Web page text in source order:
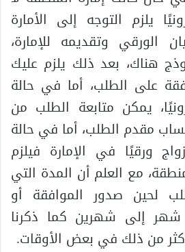
يلزم التوجه إلى الأمارة
الورقي وتقديمه للإمارة،
هناك، بعد ذلك يلزم عليك
على الطلب، أما في حالة
يمكن متابعة الطلب من
مقدم الطلب، أما في حالة
ورقيًا في الإمارة فيلزم
مع العلم أن المدة التي
لحين صدور الموافقة أو
شهر إلى شهرين كما ذكرنا
من ذلك في بعض الأوقات.